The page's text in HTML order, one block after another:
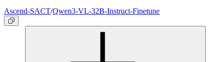
Ascend-SACT/Qwen3-VL-32B-Instruct-Finetune